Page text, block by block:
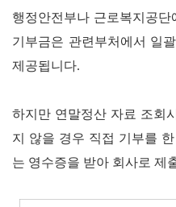
행정안전부나 근로복지공단
기부금은 관련부처에서 일
제공됩니다.
하지만 연말정산 자료 조회
지 않을 경우 직접 기부를
는 영수증을 받아 회사로 제